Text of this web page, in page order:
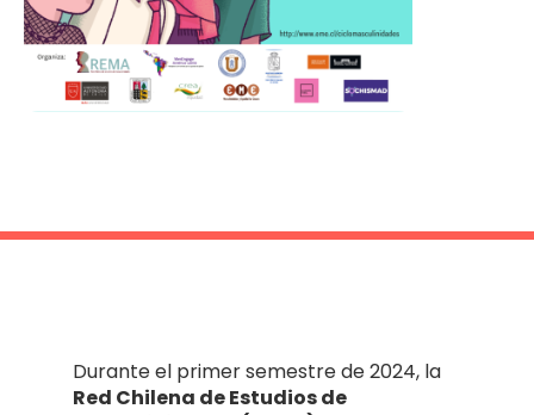
Durante el primer semestre de 2024, la
Red Chilena de Estudios de